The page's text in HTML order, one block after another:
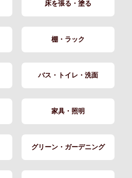
床を張る・塗る
棚・ラック
バス・トイレ・洗面
家具・照明
グリーン・ガーデニング